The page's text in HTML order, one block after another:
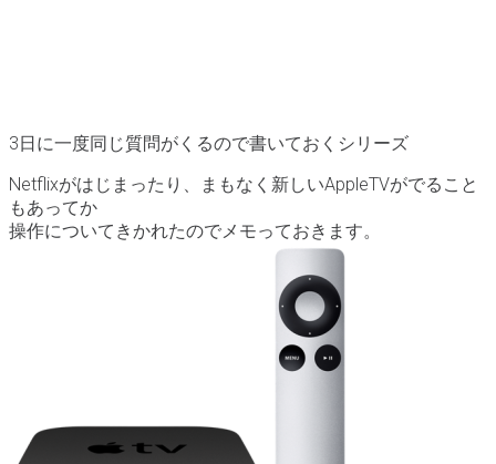
3日に一度同じ質問がくるので書いておくシリーズ
Netflixがはじまったり、まもなく新しいAppleTVがでること
もあってか
操作についてきかれたのでメモっておきます。